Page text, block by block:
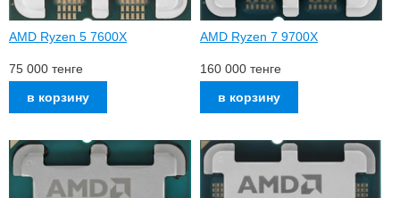
AMD Ryzen 5 7600X
75 000 тенге
AMD Ryzen 7 9700X
160 000 тенге